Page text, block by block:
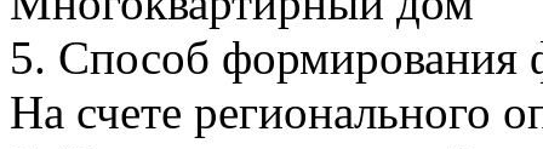
5. Способ формирования
На счете регионального